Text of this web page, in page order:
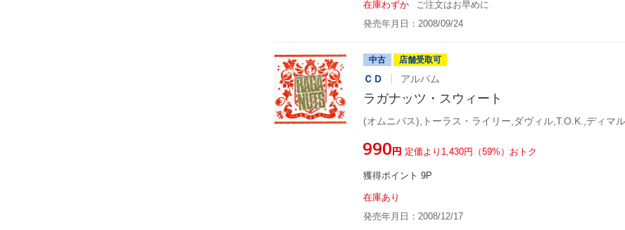
在庫わずか
ご注文はお早めに
発売年月日：2008/09/24
中古 店舗受取可
ＣＤ アルバム
ラガナッツ・スウィート
¥990円 定価より1,430円（59%）おトク
獲得ポイント 9P
在庫あり
発売年月日：2008/12/17